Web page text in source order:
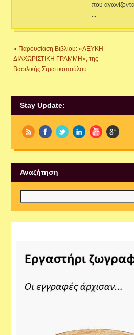
που
« Παρουσίαση Βιβλίου: «ΛΕΥΚΗ
ΔΙΑΧΩΡΙΣΤΙΚΗ ΓΡΑΜΜΗ», της
Βασιλικής Στρατικοπούλου
Stay Update:
Αναζήτηση